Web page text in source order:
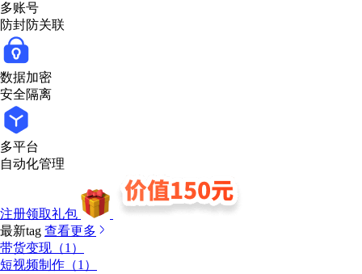
多账号
防封防关联
数据加密
安全隔离
多平台
自动化管理
注册领取礼包
最新tag 查看更多
带货变现（1）
短视频制作（1）